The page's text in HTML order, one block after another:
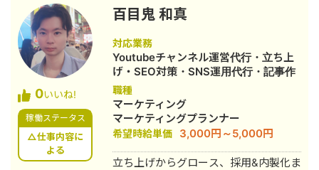
26歳で退職。国家資格取得を目指し医
療短期大学へ入学。 ■ 柔道整復師 国
家資格取得・整形外科入職 資格取得
後、岐阜県内の整形外科クリニックに
入職。臨床の現場で集客・経営課題を
肌で感じ、デジタルマーケティングへ
の関心が深まる。 ■ 誠美接骨院 創
業・FC学習塾 オーナー就任 岐阜県に
「誠美接骨院」を開業。県下初の取り
組みとして交通事故専門弁護士法人と
の業務提携を締結し、客単価80,000円
の高単価ビジネスモデルを確立。その
0いいね!
稼働ステータス
△仕事内容に
よる
百目鬼 和真
対応業務
Youtubeチャンネル運営代行・立ち上
げ・SEO対策・SNS運用代行・記事作
成代行・ライティング・ホームページ
制作・作成・オウンドメディア制作・
構築・運用代行・漫画制作
職種
マーケティング
マーケティングプランナー
希望時給単価 3,000円～5,000円
立ち上げからグロース、採用&内製化ま